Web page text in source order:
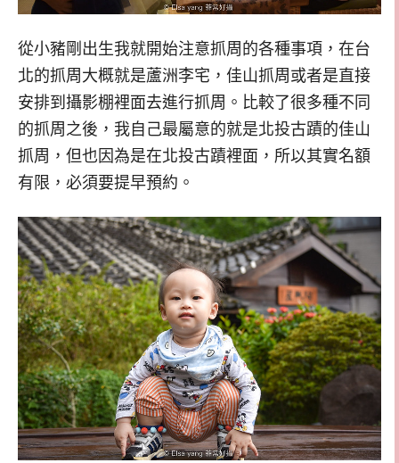
從小豬剛出生我就開始注意抓周的各種事項，在台
北的抓周大概就是蘆洲李宅，佳山抓周或者是直接
安排到攝影棚裡面去進行抓周。比較了很多種不同
的抓周之後，我自己最屬意的就是北投古蹟的佳山
抓周，但也因為是在北投古蹟裡面，所以其實名額
有限，必須要提早預約。